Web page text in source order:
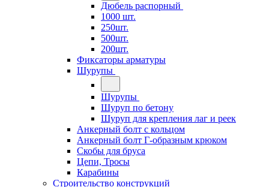
Дюбель распорный
1000 шт.
250шт.
500шт.
200шт.
Фиксаторы арматуры
Шурупы
Шурупы
Шуруп по бетону
Шуруп для крепления лаг и реек
Анкерный болт с кольцом
Анкерный болт Г-образным крюком
Скобы для бруса
Цепи, Тросы
Карабины
Строительство конструкций